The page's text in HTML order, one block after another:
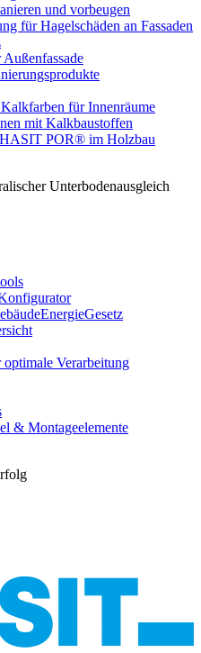
und vorbeugen
für Hagelschäden an Fassaden
Außenfassade
für Innenräume
mit Kalkbaustoffen
HASIT POR® im Holzbau
Unterbodenausgleich
Verarbeitung
& Montageelemente